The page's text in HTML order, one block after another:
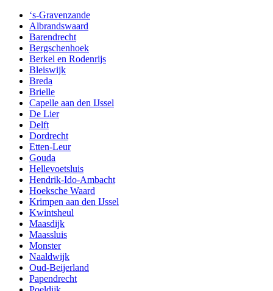
‘s-Gravenzande
Albrandswaard
Barendrecht
Bergschenhoek
Berkel en Rodenrijs
Bleiswijk
Breda
Brielle
Capelle aan den IJssel
De Lier
Delft
Dordrecht
Etten-Leur
Gouda
Hellevoetsluis
Hendrik-Ido-Ambacht
Hoeksche Waard
Krimpen aan den IJssel
Kwintsheul
Maasdijk
Maassluis
Monster
Naaldwijk
Oud-Beijerland
Papendrecht